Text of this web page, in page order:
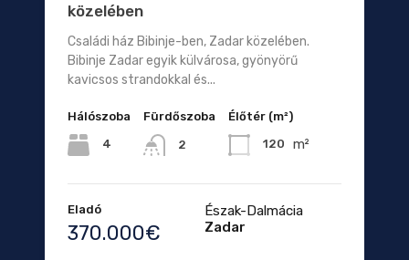
közelében
Családi ház Bibinje-ben, Zadar közelében.
Bibinje Zadar egyik külvárosa, gyönyörű
kavicsos strandokkal és...
Hálószoba
4
Fürdőszoba
2
Élőtér (m²)
120 m²
Eladó
370.000€
Észak-Dalmácia
Zadar